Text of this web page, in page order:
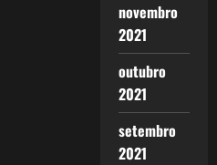
novembro
2021
outubro
2021
setembro
2021